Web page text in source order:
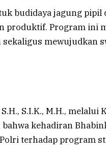
budidaya jagung pipil
produktif. Program ini
mewujudkan
S.I.K., M.H., melalui
bahwa kehadiran
terhadap program